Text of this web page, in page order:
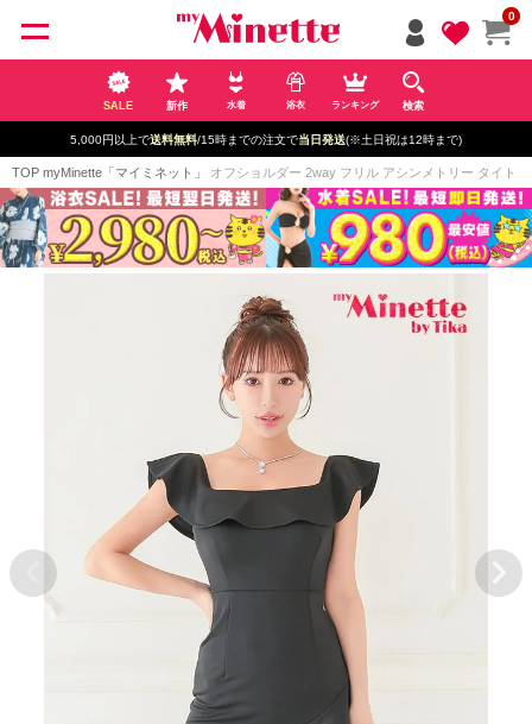
0
SALE 新作 水着 浴衣 ランキング 検索
5,000円以上で送料無料/15時までの注文で当日発送(※土日祝は12時まで)
TOP myMinette「マイミネット」 オフショルダー 2way フリル アシンメトリー タイト
ペー
ジト
ップ